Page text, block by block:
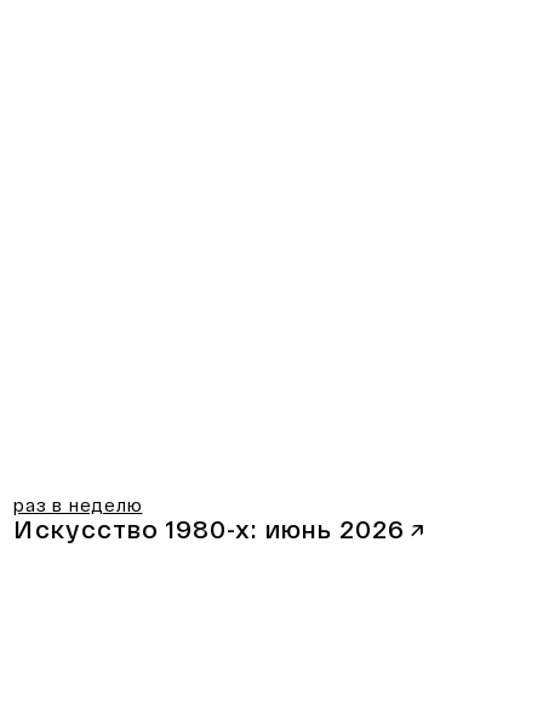
раз в неделю
Искусство 1980-х: июнь 2026 ↗